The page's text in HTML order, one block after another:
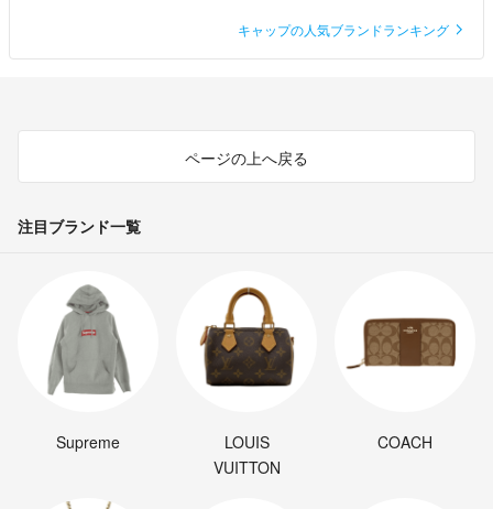
キャップの人気ブランドランキング
ページの上へ戻る
注目ブランド一覧
Supreme
LOUIS
VUITTON
COACH